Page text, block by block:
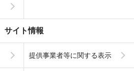
サイト情報
提供事業者等に関する表示